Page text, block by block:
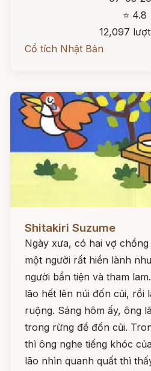
⭐ 4.8
12,097
Cổ tích Nhật Bản
Shitakiri Suzume
Ngày xưa, có hai vợ
một người rất hiền lành
người bần tiện và tham
lão hết lên núi đốn củi, rồi
ruộng. Sáng hôm ấy, ông
trong rừng để đốn củi.
thì ông nghe tiếng khóc
lão nhìn quanh quất thì